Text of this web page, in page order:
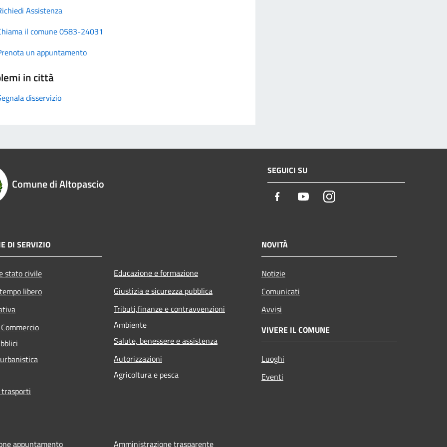
Assistenza
il comune 0583-24031
un appuntamento
in città
disservizio
Comune di Altopascio
SEGUICI SU
Facebook YoutubeInstagram
DI SERVIZIO
stato civile
libero
Educazione e formazione
Giustizia e sicurezza pubblica
Tributi,finanze e contravvenzioni
Ambiente
Salute, benessere e assistenza
Autorizzazioni
Agricoltura e pesca
NOVITÀ
Notizie
Comunicati
Avvisi
VIVERE IL COMUNE
Luoghi
Eventi
appuntamento Amministrazione trasparente